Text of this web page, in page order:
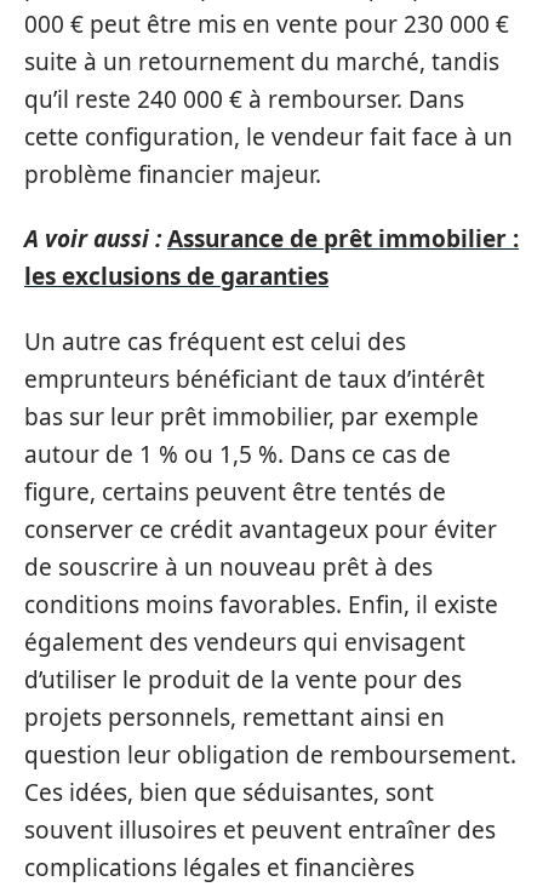
000 € peut être mis en vente pour 230 000 €
suite à un retournement du marché, tandis
qu’il reste 240 000 € à rembourser. Dans
cette configuration, le vendeur fait face à un
problème financier majeur.
A voir aussi :Assurance de prêt immobilier :
les exclusions de garanties
Un autre cas fréquent est celui des
emprunteurs bénéficiant de taux d’intérêt
bas sur leur prêt immobilier, par exemple
autour de 1 % ou 1,5 %. Dans ce cas de
figure, certains peuvent être tentés de
conserver ce crédit avantageux pour éviter
de souscrire à un nouveau prêt à des
conditions moins favorables. Enfin, il existe
également des vendeurs qui envisagent
d’utiliser le produit de la vente pour des
projets personnels, remettant ainsi en
question leur obligation de remboursement.
Ces idées, bien que séduisantes, sont
souvent illusoires et peuvent entraîner des
complications légales et financières